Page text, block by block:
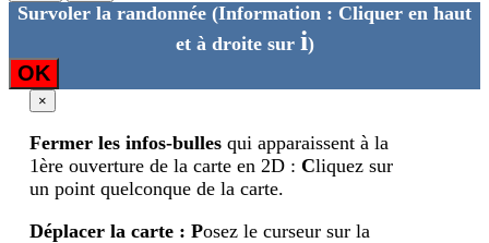
Survoler la randonnée (Information : Cliquer en haut
et à droite sur i)
OK
×
Fermer les infos-bullesqui apparaissent à la
1ère ouverture de la carte en 2D :Cliquez sur
un point quelconque de la carte.
Déplacer la carte : Posez le curseur sur la